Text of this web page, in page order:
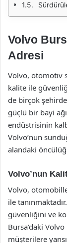
Volvo
Adresi
Volvo, otomotiv
kalite ile
de birçok
güçlü bir bayi
endüstrisinin
Volvo’nun
alandaki
Volvo’nun
Volvo,
ile
güvenliğini ve
Bursa’daki
müşterilere